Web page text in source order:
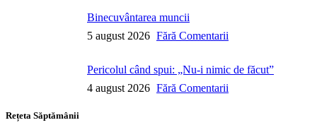
Binecuvântarea muncii
5 august 2026 Fără Comentarii
Pericolul când spui: „Nu-i nimic de făcut”
4 august 2026 Fără Comentarii
Rețeta Săptămânii